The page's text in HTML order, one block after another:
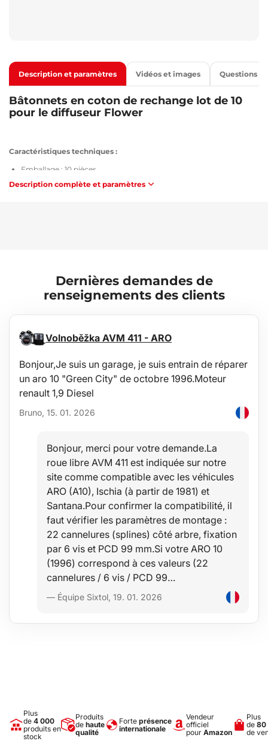
Description et paramètres Vidéos et images Questions
Bâtonnets en coton de rechange lot de 10
pour le diffuseur Flower
Caractéristiques techniques :
Emballage : 10 pièces
Dimensions : 92 x 7 mm
Description complète et paramètres
Dernières demandes de
renseignements des clients
Volnoběžka AVM 411 - ARO
Bonjour,Je suis un garage, je suis entrain de réparer
un aro 10 "Green City" de octobre 1996.Moteur
renault 1,9 Diesel
Bruno, 15. 01. 2026
Bonjour, merci pour votre demande.La
roue libre AVM 411 est indiquée sur notre
site comme compatible avec les véhicules
ARO (A10), Ischia (à partir de 1981) et
Santana.Pour confirmer la compatibilité, il
faut vérifier les paramètres de montage :
22 cannelures (splines) côté arbre, fixation
par 6 vis et PCD 99 mm.Si votre ARO 10
(1996) correspond à ces valeurs (22
cannelures / 6 vis / PCD 99…
— Équipe Sixtol, 19. 01. 2026
Plus
de 4 000
produits en
stock
Produits
de haute
qualité
Forte présence
internationale
Vendeur
officiel
pour Amazon
Plus
de 80
de